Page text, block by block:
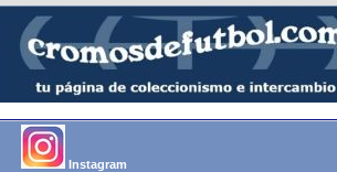
Instagram